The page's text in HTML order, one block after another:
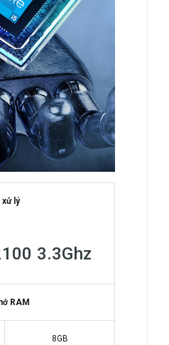
xử lý
3.3Ghz
RAM
8GB